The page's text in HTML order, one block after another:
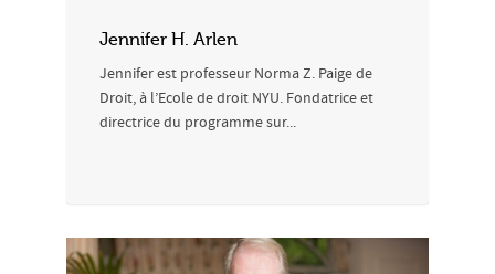
Jennifer H. Arlen
Jennifer est professeur Norma Z. Paige de
Droit, à l’Ecole de droit NYU. Fondatrice et
directrice du programme sur...